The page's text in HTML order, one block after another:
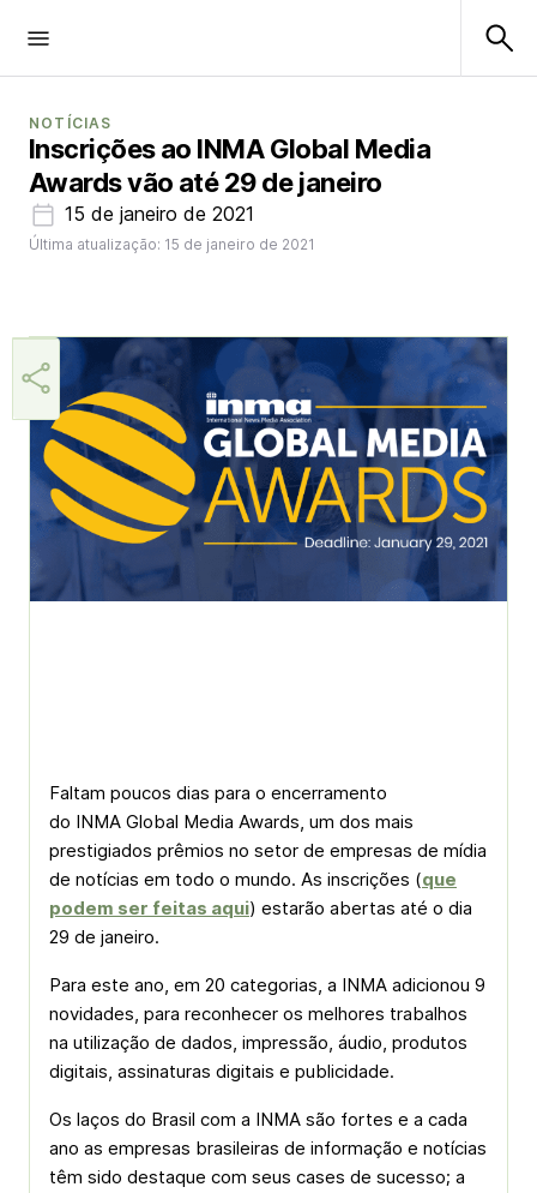
NOTÍCIAS
Inscrições ao INMA Global Media
Awards vão até 29 de janeiro
15 de janeiro de 2021
Última atualização: 15 de janeiro de 2021
Helio Gama Neto
Faltam poucos dias para o encerramento
do INMA Global Media Awards, um dos mais
prestigiados prêmios no setor de empresas de mídia
de notícias em todo o mundo. As inscrições (que
podem ser feitas aqui) estarão abertas até o dia
29 de janeiro.
Para este ano, em 20 categorias, a INMA adicionou 9
novidades, para reconhecer os melhores trabalhos
na utilização de dados, impressão, áudio, produtos
digitais, assinaturas digitais e publicidade.
Os laços do Brasil com a INMA são fortes e a cada
ano as empresas brasileiras de informação e notícias
têm sido destaque com seus cases de sucesso; a